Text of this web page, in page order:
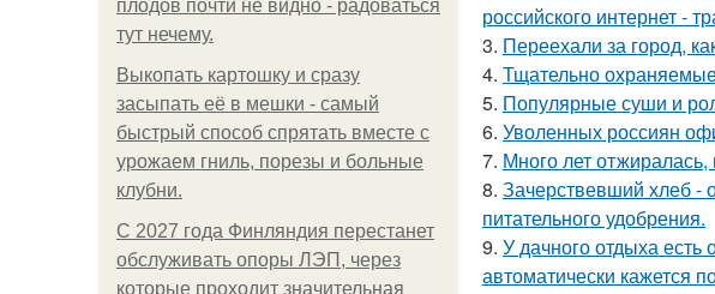
плодов почти не видно - радоваться
тут нечему.
Выкопать картошку и сразу
засыпать её в мешки - самый
быстрый способ спрятать вместе с
урожаем гниль, порезы и больные
клубни.
С 2027 года Финляндия перестанет
обслуживать опоры ЛЭП, через
которые проходит значительная
российского интернет -
3. Переехали за город,
4. Тщательно
5. Популярные суши и
6. Уволенных россиян
7. Много лет
8. Зачерствевший хлеб -
питательного удобрения.
9. У дачного отдыха
автоматически кажется